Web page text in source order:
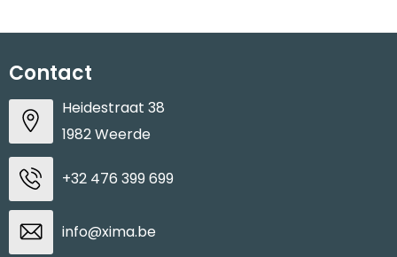
Contact
Heidestraat 38
1982 Weerde
+32 476 399 699
info@xima.be